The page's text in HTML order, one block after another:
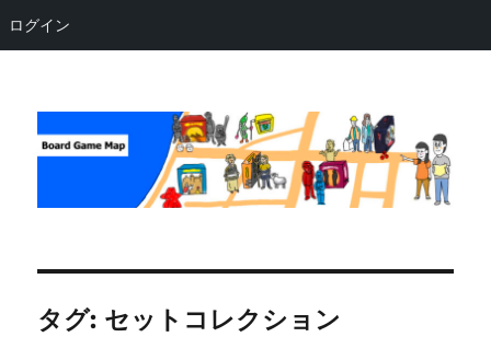
ログイン
Board Game Map
タグ: セットコレクション